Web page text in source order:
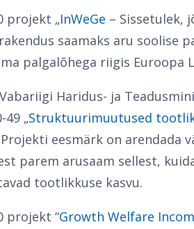
projekt „InWeGe – Sissetulek,
saamaks aru soolise
palgalõhega riigis Euroopa
Haridus- ja
49 „Struktuurimuutused
Projekti eesmärk on
parem arusaam sellest,
tootlikkuse kasvu.
projekt “Growth Welfare